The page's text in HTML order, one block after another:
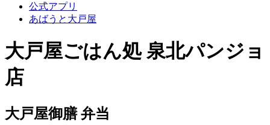
公式アプリ
あばうと大戸屋
大戸屋ごはん処 泉北パンジョ
店
大戸屋御膳 弁当